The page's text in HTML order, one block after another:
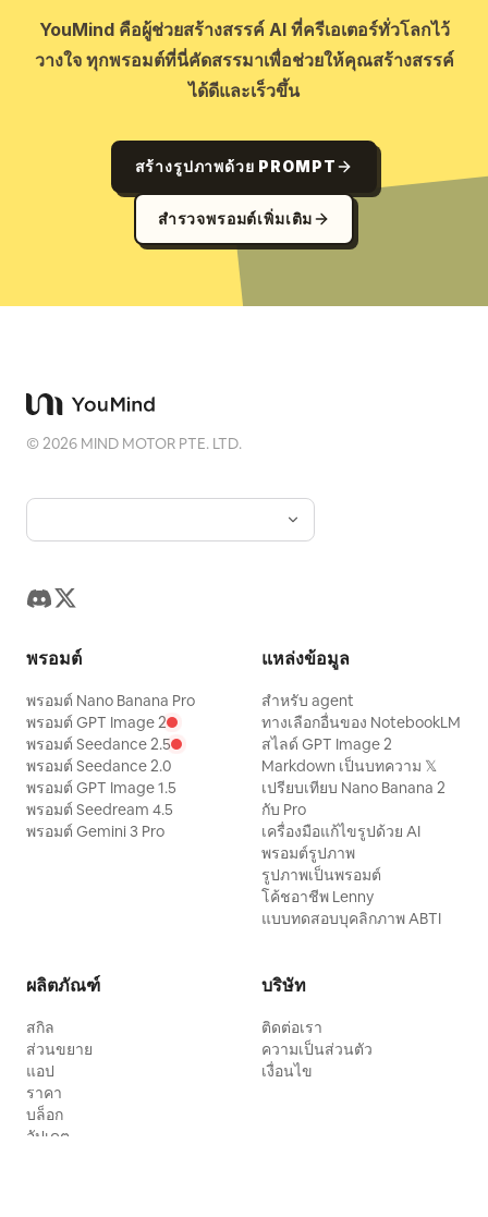
YouMind คือผู้ช่วยสร้างสรรค์ AI ที่ครีเอเตอร์ทั่วโลกไว้
วางใจ ทุกพรอมต์ที่นี่คัดสรรมาเพื่อช่วยให้คุณสร้างสรรค์
ได้ดีและเร็วขึ้น
สร้างรูปภาพด้วย PROMPT
สำรวจพรอมต์เพิ่มเติม
©2026 MIND MOTOR PTE. LTD.
พรอมต์
พรอมต์ Nano Banana Pro
พรอมต์ GPT Image 2
พรอมต์ Seedance 2.5
พรอมต์ Seedance 2.0
พรอมต์ GPT Image 1.5
พรอมต์ Seedream 4.5
พรอมต์ Gemini 3 Pro
แหล่งข้อมูล
สำหรับ agent
ทางเลือกอื่นของ NotebookLM
สไลด์ GPT Image 2
Markdown เป็นบทความ 𝕏
เปรียบเทียบ Nano Banana 2
กับ Pro
เครื่องมือแก้ไขรูปด้วย AI
พรอมต์รูปภาพ
รูปภาพเป็นพรอมต์
โค้ชอาชีพ Lenny
แบบทดสอบบุคลิกภาพ ABTI
ผลิตภัณฑ์
สกิล
ส่วนขยาย
แอป
ราคา
บล็อก
อัปเดต
บริษัท
ติดต่อเรา
ความเป็นส่วนตัว
เงื่อนไข